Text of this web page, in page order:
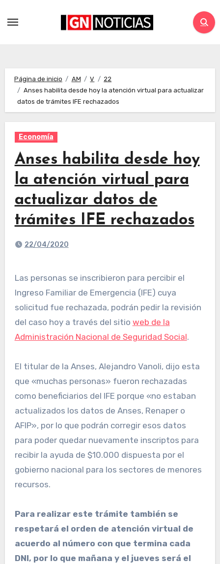
Página de inicio AM V
22
Anses habilita desde hoy la atención virtual para actualizar
datos de trámites IFE rechazados
Economía
Anses habilita desde hoy
la atención virtual para
actualizar datos de
trámites IFE rechazados
22/04/2020
Las personas se inscribieron para percibir el
Ingreso Familiar de Emergencia (IFE) cuya
solicitud fue rechazada, podrán pedir la revisión
del caso hoy a través del sitio web de la
Administración Nacional de Seguridad Social.
El titular de la Anses, Alejandro Vanoli, dijo esta
que «muchas personas» fueron rechazadas
como beneficiarios del IFE porque «no estaban
actualizados los datos de Anses, Renaper o
AFIP», por lo que podrán corregir esos datos
para poder quedar nuevamente inscriptos para
recibir la ayuda de $10.000 dispuesta por el
gobierno nacional para los sectores de menores
recursos.
Para realizar este trámite también se
respetará el orden de atención virtual de
acuerdo al número con que termina cada
DNI, por lo que mañana y el jueves será el